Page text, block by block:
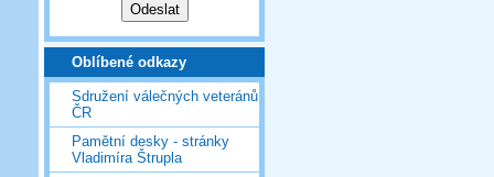
Oblíbené odkazy
Sdružení válečných veteránů
ČR
Pamětní desky - stránky
Vladimíra Štrupla